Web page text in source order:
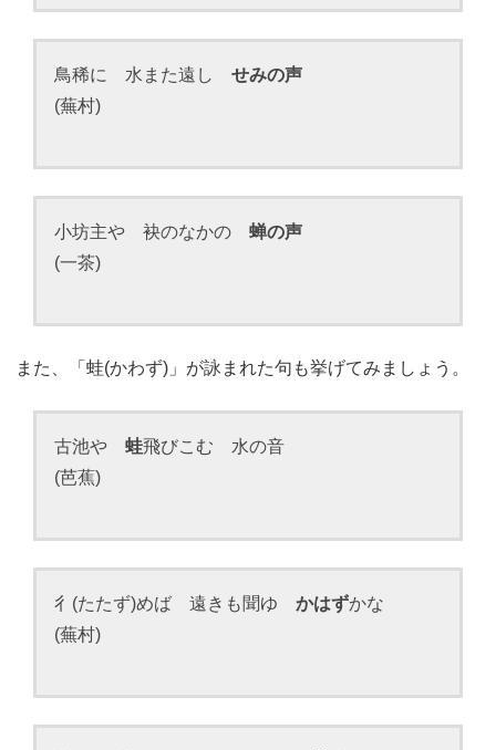
鳥稀に 水また遠しせみの声
(蕪村)
小坊主や 袂のなかの蝉の声
(一茶)
また、「蛙(かわず)」が詠まれた句も挙げてみましょう。
古池や蛙飛びこむ 水の音
(芭蕉)
彳(たたず)めば 遠きも聞ゆかはずかな
(蕪村)